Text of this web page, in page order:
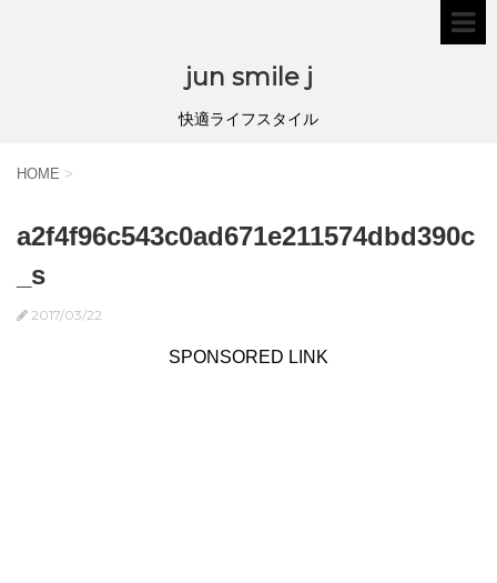
jun smile j
快適ライフスタイル
HOME >
a2f4f96c543c0ad671e211574dbd390c
_s
2017/03/22
SPONSORED LINK